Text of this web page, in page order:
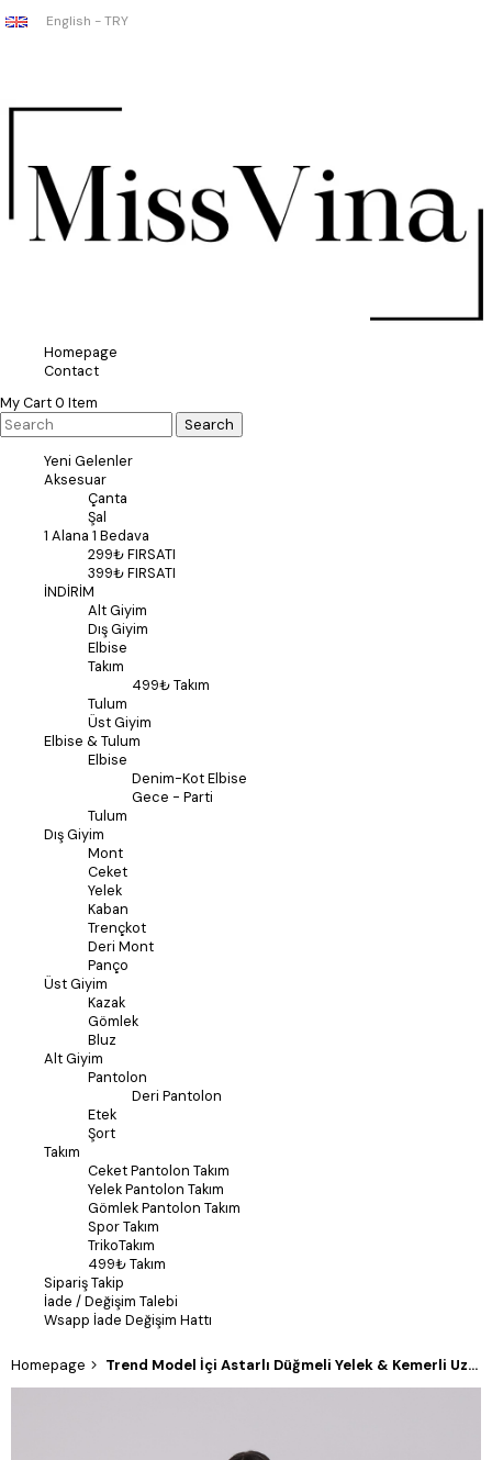
English - TRY
Homepage
Contact
My Cart0 Item
Yeni Gelenler
Aksesuar
Çanta
Şal
1 Alana 1 Bedava
299₺ FIRSATI
399₺ FIRSATI
İNDİRİM
Alt Giyim
Dış Giyim
Elbise
Takım
499₺ Takım
Tulum
Üst Giyim
Elbise & Tulum
Elbise
Denim-Kot Elbise
Gece - Parti
Tulum
Dış Giyim
Mont
Ceket
Yelek
Kaban
Trençkot
Deri Mont
Panço
Üst Giyim
Kazak
Gömlek
Bluz
Alt Giyim
Pantolon
Deri Pantolon
Etek
Şort
Takım
Ceket Pantolon Takım
Yelek Pantolon Takım
Gömlek Pantolon Takım
Spor Takım
TrikoTakım
499₺ Takım
Sipariş Takip
İade / Değişim Talebi
Wsapp İade Değişim Hattı
Homepage Trend Model İçi Astarlı Düğmeli Yelek & Kemerli Uzun Etek Takımı 1205